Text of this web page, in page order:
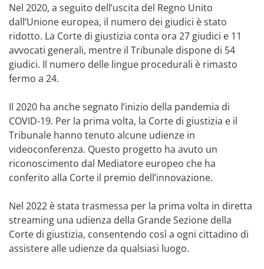
Nel 2020, a seguito dell’uscita del Regno Unito
dall’Unione europea, il numero dei giudici è stato
ridotto. La Corte di giustizia conta ora 27 giudici e 11
avvocati generali, mentre il Tribunale dispone di 54
giudici. Il numero delle lingue procedurali è rimasto
fermo a 24.
Il 2020 ha anche segnato l’inizio della pandemia di
COVID-19. Per la prima volta, la Corte di giustizia e il
Tribunale hanno tenuto alcune udienze in
videoconferenza. Questo progetto ha avuto un
riconoscimento dal Mediatore europeo che ha
conferito alla Corte il premio dell’innovazione.
Nel 2022 è stata trasmessa per la prima volta in diretta
streaming una udienza della Grande Sezione della
Corte di giustizia, consentendo così a ogni cittadino di
assistere alle udienze da qualsiasi luogo.